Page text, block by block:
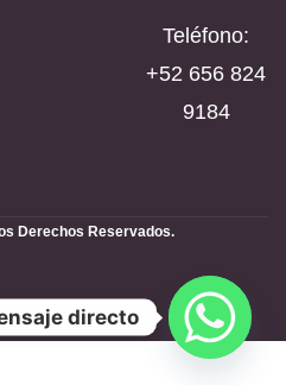
Teléfono:
‪+52 656 824
9184‬
Derechos Reservados.
directo